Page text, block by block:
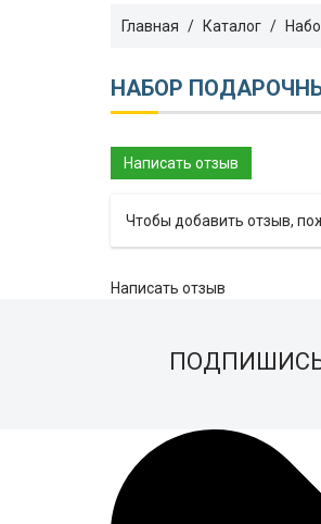
Главная Каталог
НАБОР
Чтобы добавить отзыв,
Написать отзыв